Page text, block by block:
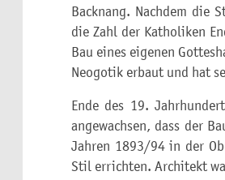
Backnang. Nachdem die
die Zahl der Katholiken
Bau eines eigenen
Neogotik erbaut und hat
Ende des 19.
angewachsen, dass der
Jahren 1893/94 in der
Stil errichten. Architekt